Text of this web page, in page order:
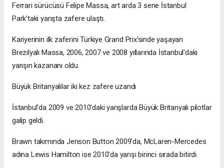
Ferrari sürücüsü Felipe Massa, art arda 3 sene İstanbul
Park'taki yarışta zafere ulaştı.
Kariyerinin ilk zaferini Türkiye Grand Prix'sinde yaşayan
Brezilyalı Massa, 2006, 2007 ve 2008 yıllarında İstanbul'daki
yarışın kazananı oldu.
Büyük Britanyalılar iki kez zafere uzandı
İstanbul'da 2009 ve 2010'daki yarışlarda Büyük Britanyalı pilotlar
galip geldi.
Brawn takımında Jenson Button 2009'da, McLaren-Mercedes
adına Lewis Hamilton ise 2010'da yarışı birinci sırada bitirdi.